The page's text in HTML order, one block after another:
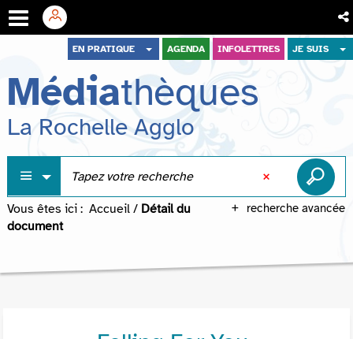
menu
contenu
recherche
EN PRATIQUE AGENDA INFOLETTRES JE SUIS
Médiathèques
La Rochelle Agglo
recherche avancée
Vous êtes ici : Accueil / Détail du
document